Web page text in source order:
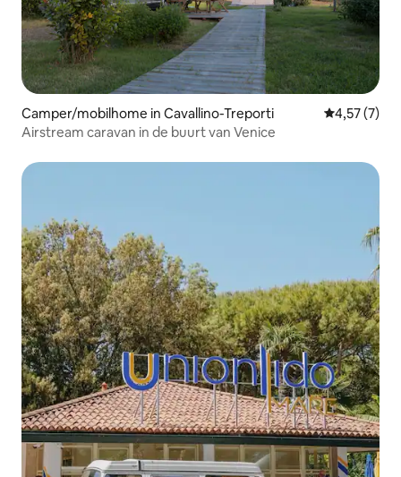
Camper/mobilhome in Cavallino-Treporti
4,57 (7)
Airstream caravan in de buurt van Venice